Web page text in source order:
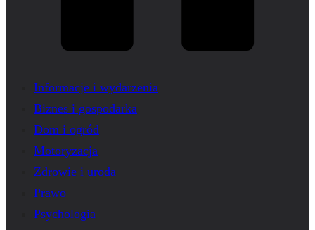
Informacje i wydarzenia
Biznes i gospodarka
Dom i ogród
Motoryzacja
Zdrowie i uroda
Prawo
Psychologia